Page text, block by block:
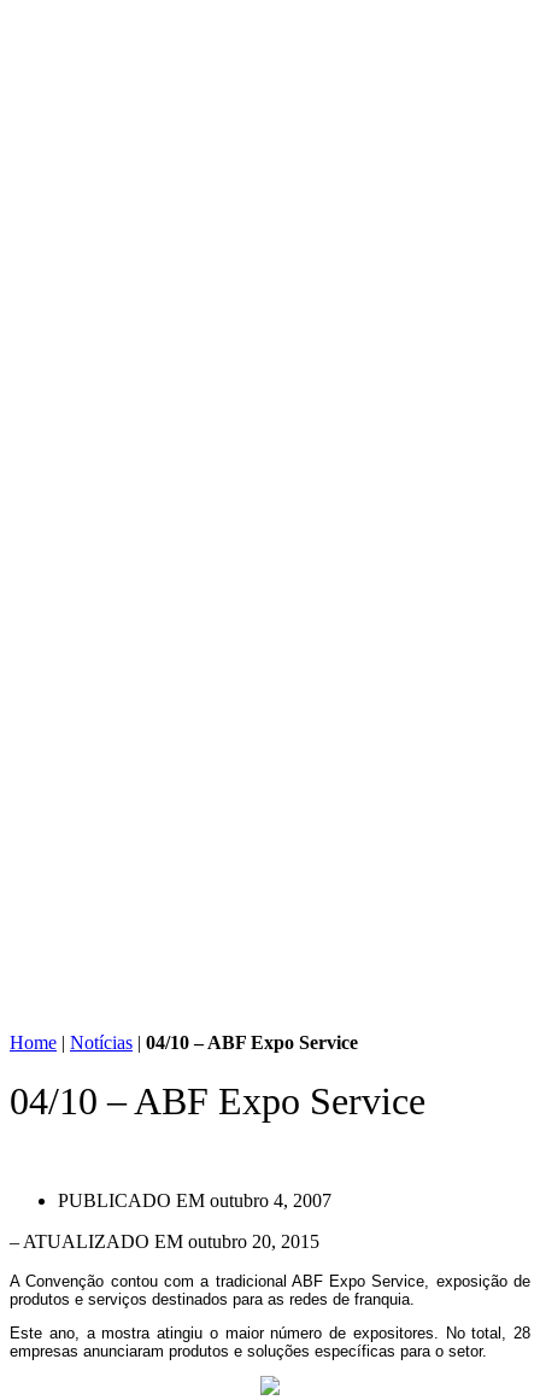
Home | Notícias | 04/10 – ABF Expo Service
04/10 – ABF Expo Service
PUBLICADO EM outubro 4, 2007
– ATUALIZADO EM outubro 20, 2015
A Convenção contou com a tradicional ABF Expo Service, exposição de
produtos e serviços destinados para as redes de franquia.
Este ano, a mostra atingiu o maior número de expositores. No total, 28
empresas anunciaram produtos e soluções específicas para o setor.